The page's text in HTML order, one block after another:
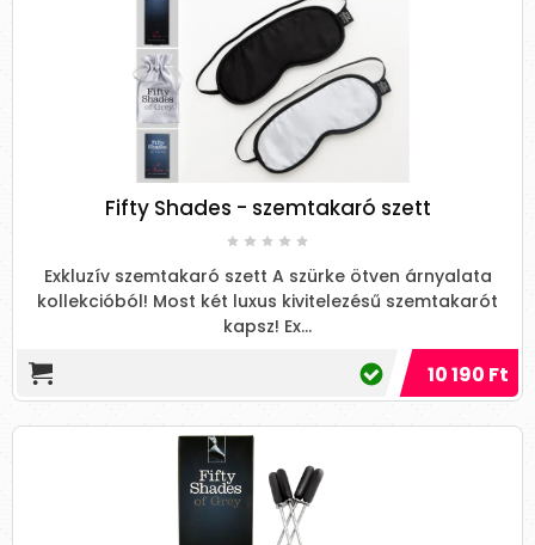
Fifty Shades - szemtakaró szett
Exkluzív szemtakaró szett A szürke ötven árnyalata
kollekcióból! Most két luxus kivitelezésű szemtakarót
kapsz! Ex...
10 190 Ft